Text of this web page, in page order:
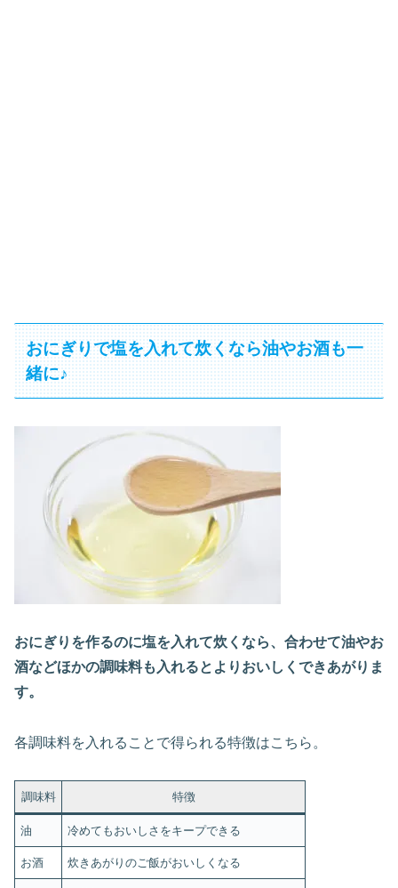
おにぎりで塩を入れて炊くなら油やお酒も一
緒に♪
おにぎりを作るのに塩を入れて炊くなら、合わせて油やお
酒などほかの調味料も入れるとよりおいしくできあがりま
す。
各調味料を入れることで得られる特徴はこちら。
調味料 特徴
油 冷めてもおいしさをキープできる
お酒 炊きあがりのご飯がおいしくなる